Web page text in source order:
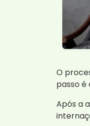
O
passo
Após a